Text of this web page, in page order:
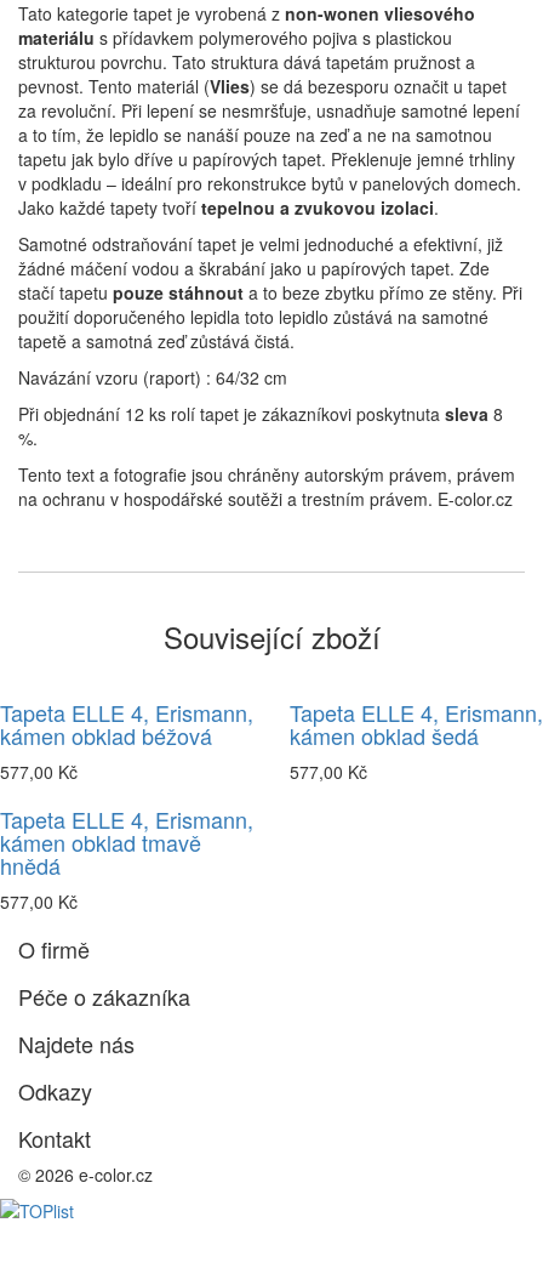
Tato kategorie tapet je vyrobená z non-wonen vliesového
materiálu s přídavkem polymerového pojiva s plastickou
strukturou povrchu. Tato struktura dává tapetám pružnost a
pevnost. Tento materiál (Vlies) se dá bezesporu označit u tapet
za revoluční. Při lepení se nesmršťuje, usnadňuje samotné lepení
a to tím, že lepidlo se nanáší pouze na zeď a ne na samotnou
tapetu jak bylo dříve u papírových tapet. Překlenuje jemné trhliny
v podkladu – ideální pro rekonstrukce bytů v panelových domech.
Jako každé tapety tvoří tepelnou a zvukovou izolaci.
Samotné odstraňování tapet je velmi jednoduché a efektivní, již
žádné máčení vodou a škrabání jako u papírových tapet. Zde
stačí tapetu pouze stáhnout a to beze zbytku přímo ze stěny. Při
použití doporučeného lepidla toto lepidlo zůstává na samotné
tapetě a samotná zeď zůstává čistá.
Navázání vzoru (raport) : 64/32 cm
Při objednání 12 ks rolí tapet je zákazníkovi poskytnuta sleva 8
%.
Tento text a fotografie jsou chráněny autorským právem, právem
na ochranu v hospodářské soutěži a trestním právem. E-color.cz
Související zboží
Tapeta ELLE 4, Erismann,
kámen obklad béžová
577,00 Kč
Tapeta ELLE 4, Erismann,
kámen obklad šedá
577,00 Kč
Tapeta ELLE 4, Erismann,
kámen obklad tmavě
hnědá
577,00 Kč
O firmě
Péče o zákazníka
Najdete nás
Odkazy
Kontakt
© 2026 e-color.cz